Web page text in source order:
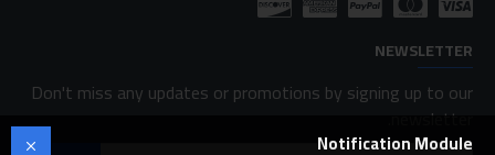
NEWSLETTER
Don't miss any updates or promotions by signing up to our
newsletter.
Notification Module